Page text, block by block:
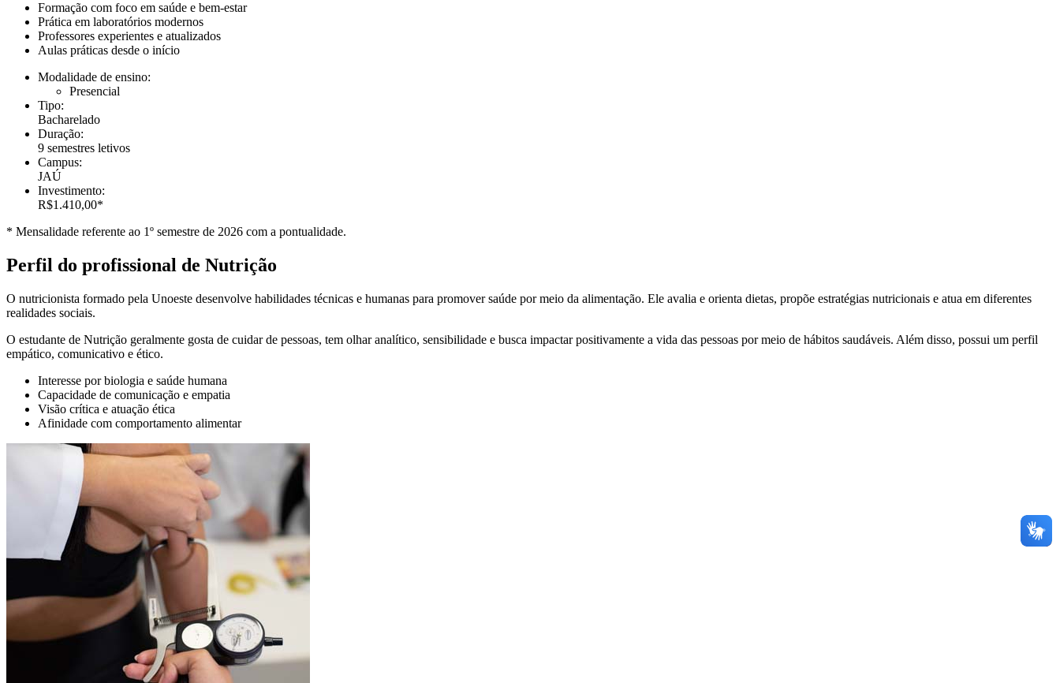
Formação com foco em saúde e bem-estar
Prática em laboratórios modernos
Professores experientes e atualizados
Aulas práticas desde o início
Modalidade de ensino:
Presencial
Tipo:
Bacharelado
Duração:
9 semestres letivos
Campus:
JAÚ
Investimento:
R$1.410,00*
* Mensalidade referente ao 1º semestre de 2026 com a pontualidade.
Perfil do profissional de Nutrição
O nutricionista formado pela Unoeste desenvolve habilidades técnicas e humanas para promover saúde por meio da alimentação. Ele avalia e orienta dietas, propõe estratégias nutricionais e atua em diferentes
realidades sociais.
O estudante de Nutrição geralmente gosta de cuidar de pessoas, tem olhar analítico, sensibilidade e busca impactar positivamente a vida das pessoas por meio de hábitos saudáveis. Além disso, possui um perfil
empático, comunicativo e ético.
Interesse por biologia e saúde humana
Capacidade de comunicação e empatia
Visão crítica e atuação ética
Afinidade com comportamento alimentar